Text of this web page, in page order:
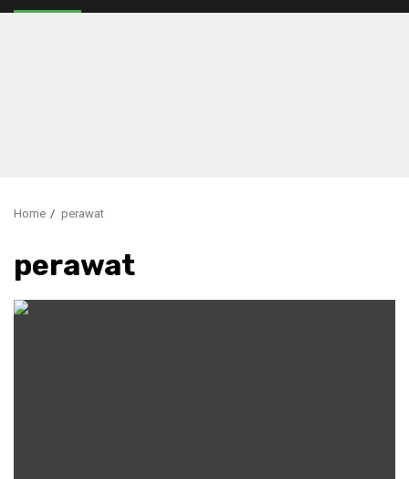
Home perawat
perawat